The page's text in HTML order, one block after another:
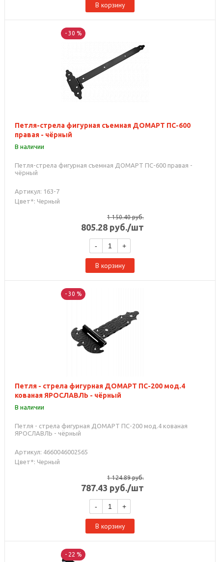
В корзину
- 30 %
Петля-стрела фигурная съемная ДОМАРТ ПС-600
правая - чёрный
В наличии
Петля-стрела фигурная съемная ДОМАРТ ПС-600 правая -
чёрный
Артикул: 163-7
Цвет*: Черный
1 150.40руб.
805.28 руб./шт
- +
В корзину
- 30 %
Петля - стрела фигурная ДОМАРТ ПС-200 мод.4
кованая ЯРОСЛАВЛЬ - чёрный
В наличии
Петля - стрела фигурная ДОМАРТ ПС-200 мод.4 кованая
ЯРОСЛАВЛЬ - чёрный
Артикул: 4660046002565
Цвет*: Черный
1 124.89руб.
787.43 руб./шт
- +
В корзину
- 22 %